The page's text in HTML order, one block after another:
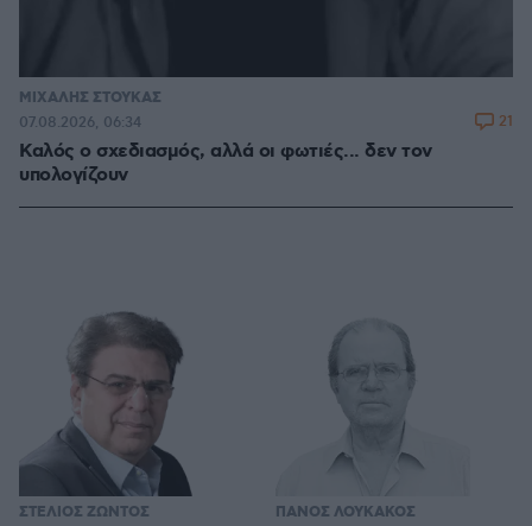
ΜΙΧΑΛΗΣ ΣΤΟΥΚΑΣ
Καλός ο σχεδιασμός, αλλά οι φωτιές... δεν τον
υπολογίζουν
07.08.2026, 06:34 21
ΣΤΕΛΙΟΣ ΖΩΝΤΟΣ ΠΑΝΟΣ ΛΟΥΚΑΚΟΣ